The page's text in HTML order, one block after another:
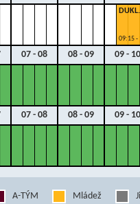
07 - 08 08 - 09 09 - 10
07 - 08 08 - 09 09 - 10
A-TÝM Mládež